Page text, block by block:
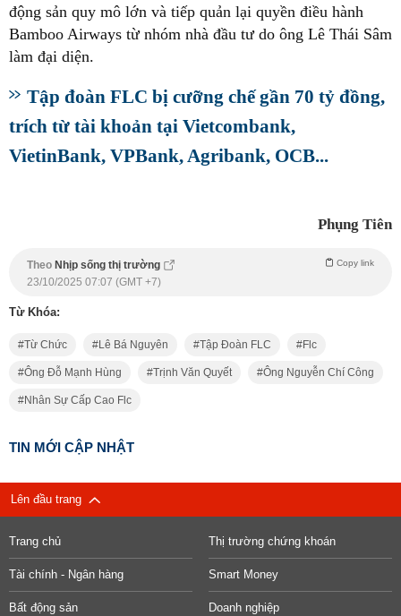
động sản quy mô lớn và tiếp quản lại quyền điều hành
Bamboo Airways từ nhóm nhà đầu tư do ông Lê Thái Sâm
làm đại diện.
Tập đoàn FLC bị cưỡng chế gần 70 tỷ đồng,
trích từ tài khoản tại Vietcombank,
VietinBank, VPBank, Agribank, OCB...
Phụng Tiên
Theo Nhịp sống thị trường Copy link
23/10/2025 07:07 (GMT +7)
Từ Khóa:
Từ Chức Lê Bá Nguyên Tập Đoàn FLC Flc
Ông Đỗ Mạnh Hùng Trịnh Văn Quyết Ông Nguyễn Chí Công
Nhân Sự Cấp Cao Flc
TIN MỚI CẬP NHẬT
Lên đầu trang
Trang chủ Thị trường chứng khoán
Tài chính - Ngân hàng Smart Money
Bất động sản Doanh nghiệp